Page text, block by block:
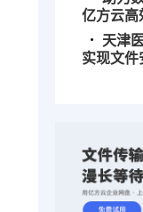
亿方云
天津
实现文